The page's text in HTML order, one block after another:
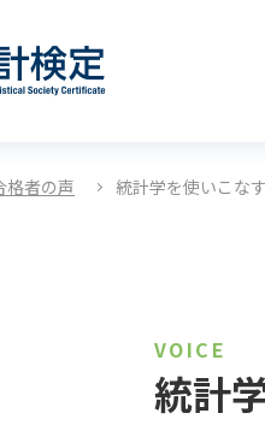
格者の声 統計学を使いこな
VOICE
統計